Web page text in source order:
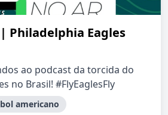
Philadelphia Eagles
ao podcast da torcida do
no Brasil! #FlyEaglesFly
americano